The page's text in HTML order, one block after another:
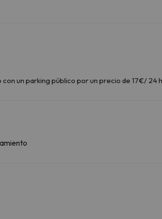
un parking público por un precio de 17€/ 24